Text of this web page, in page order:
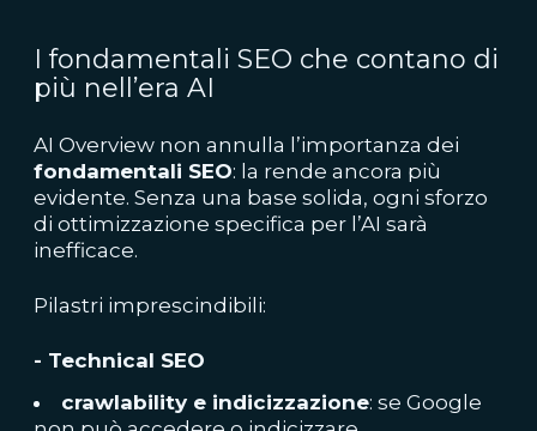
I fondamentali SEO che contano di
più nell’era AI
AI Overview non annulla l’importanza dei
fondamentali SEO: la rende ancora più
evidente. Senza una base solida, ogni sforzo
di ottimizzazione specifica per l’AI sarà
inefficace.
Pilastri imprescindibili:
- Technical SEO
crawlability e indicizzazione: se Google